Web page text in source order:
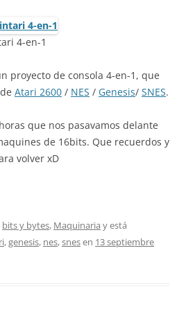
4-en-1
proyecto de consola 4-en-1, que
Atari 2600 / NES / Genesis/ SNES.
que nos pasavamos delante
de 16bits. Que recuerdos y
volver xD
bits y bytes, Maquinaria y está
,genesis, nes,snesen 13 septiembre